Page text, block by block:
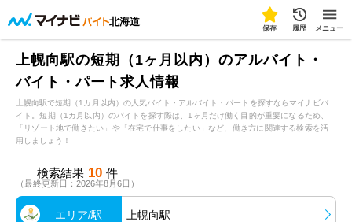
北海道
保存 履歴 メニュー
上幌向駅の短期（1ヶ月以内）のアルバイト・
バイト・パート求人情報
上幌向駅で短期（1カ月以内）の人気バイト・アルバイト・パートを探すならマイナビバ
イト。短期（1カ月以内）のバイトを探す際は、1ヶ月だけ働く目的が重要になるため、
「リゾート地で働きたい」や「在宅で仕事をしたい」など、働き方に関連する検索を活
用しましょう！
検索結果 10 件
（最終更新日：2026年8月6日）
エリア/駅 上幌向駅